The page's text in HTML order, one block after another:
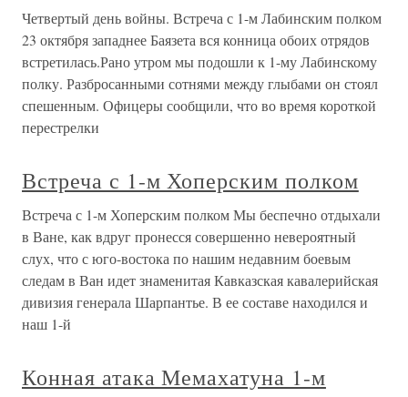
Четвертый день войны. Встреча с 1-м Лабинским полком
23 октября западнее Баязета вся конница обоих отрядов
встретилась.Рано утром мы подошли к 1-му Лабинскому
полку. Разбросанными сотнями между глыбами он стоял
спешенным. Офицеры сообщили, что во время короткой
перестрелки
Встреча с 1-м Хоперским полком
Встреча с 1-м Хоперским полком Мы беспечно отдыхали
в Ване, как вдруг пронесся совершенно невероятный
слух, что с юго-востока по нашим недавним боевым
следам в Ван идет знаменитая Кавказская кавалерийская
дивизия генерала Шарпантье. В ее составе находился и
наш 1-й
Конная атака Мемахатуна 1-м